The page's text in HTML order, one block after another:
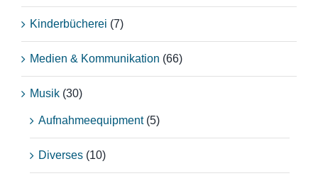
Kinderbücherei (7)
Medien & Kommunikation (66)
Musik (30)
Aufnahmeequipment (5)
Diverses (10)